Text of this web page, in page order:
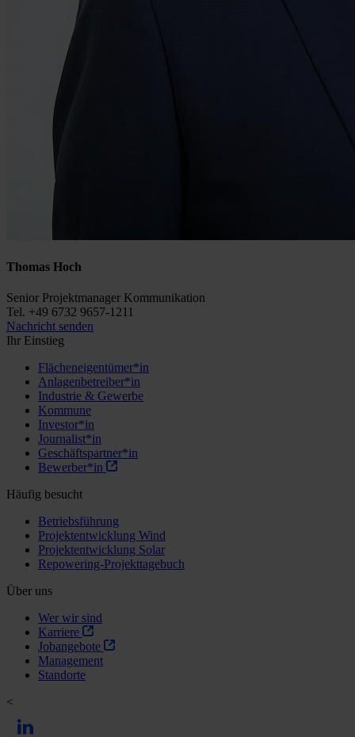
Thomas Hoch
Senior Projektmanager Kommunikation
Tel. +49 6732 9657-1211
Nachricht senden
Ihr Einstieg
Flächeneigentümer*in
Anlagenbetreiber*in
Industrie & Gewerbe
Kommune
Investor*in
Journalist*in
Geschäftspartner*in
Bewerber*in
Häufig besucht
Betriebsführung
Projektentwicklung Wind
Projektentwicklung Solar
Repowering-Projekttagebuch
Über uns
Wer wir sind
Karriere
Jobangebote
Management
Standorte
<